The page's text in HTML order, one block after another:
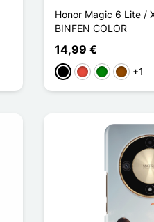
Honor Magic 6 Lite /
BINFEN COLOR
14,99 €
NegroRojoVerdeMarrón
+1